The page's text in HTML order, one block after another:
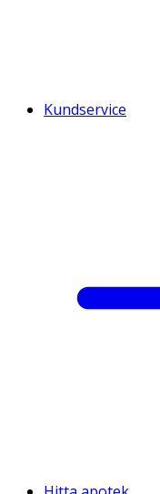
Kundservice